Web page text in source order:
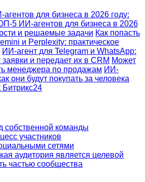
для бизнеса в 2026 году:
5 ИИ-агентов для бизнеса в 2026
и решаемые задачи Как попасть
и Perplexity: практическое
ИИ-агент для Telegram и WhatsApp:
и передает их в CRM Может
менеджера по продажам ИИ-
они будут покупать за человека
Битрикс24
собственной команды
участников
сетями
аудитория является целевой
частью сообщества